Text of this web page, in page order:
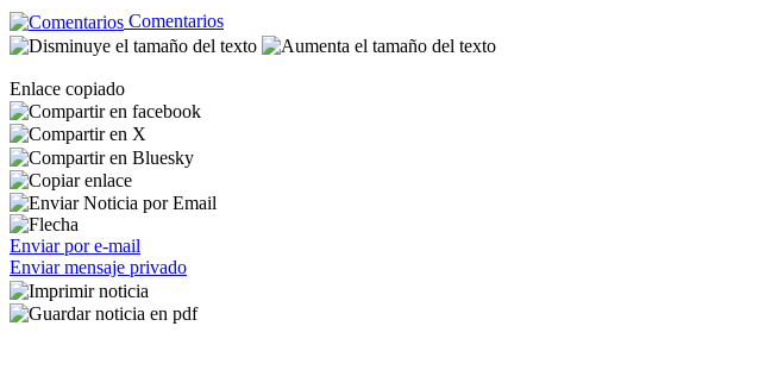
Comentarios
Enlace copiado
Enviar por e-mail
Enviar mensaje privado